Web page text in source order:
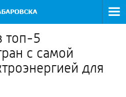
топ-5
с самой
для